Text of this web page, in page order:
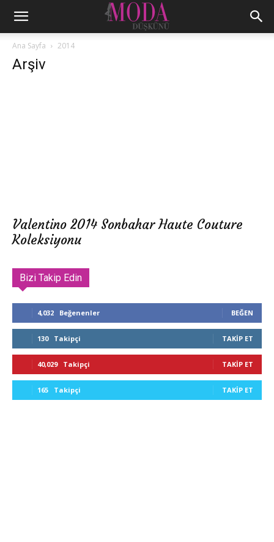
Ana Sayfa 2014
Arşiv
Valentino 2014 Sonbahar Haute Couture
Koleksiyonu
Bizi Takip Edin
4,032 Beğenenler BEĞEN
130 Takipçi TAKIP ET
40,029 Takipçi TAKIP ET
165 Takipçi TAKIP ET